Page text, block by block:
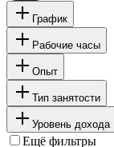
График
Рабочие часы
Опыт
Тип занятости
Уровень дохода
Ещё фильтры